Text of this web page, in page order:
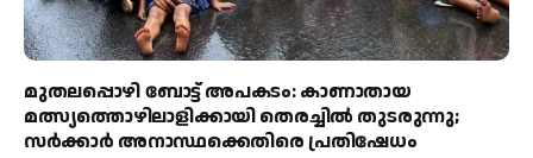
മുതലപ്പൊഴി ബോട്ട് അപകടം: കാണാതായ
മത്സ്യത്തൊഴിലാളിക്കായി തെരച്ചിൽ തുടരുന്നു;
സർക്കാർ അനാസ്ഥക്കെതിരെ പ്രതിഷേധം